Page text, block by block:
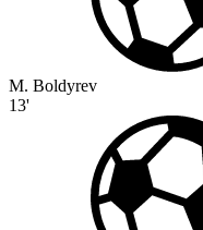
M. Boldyrev
13'